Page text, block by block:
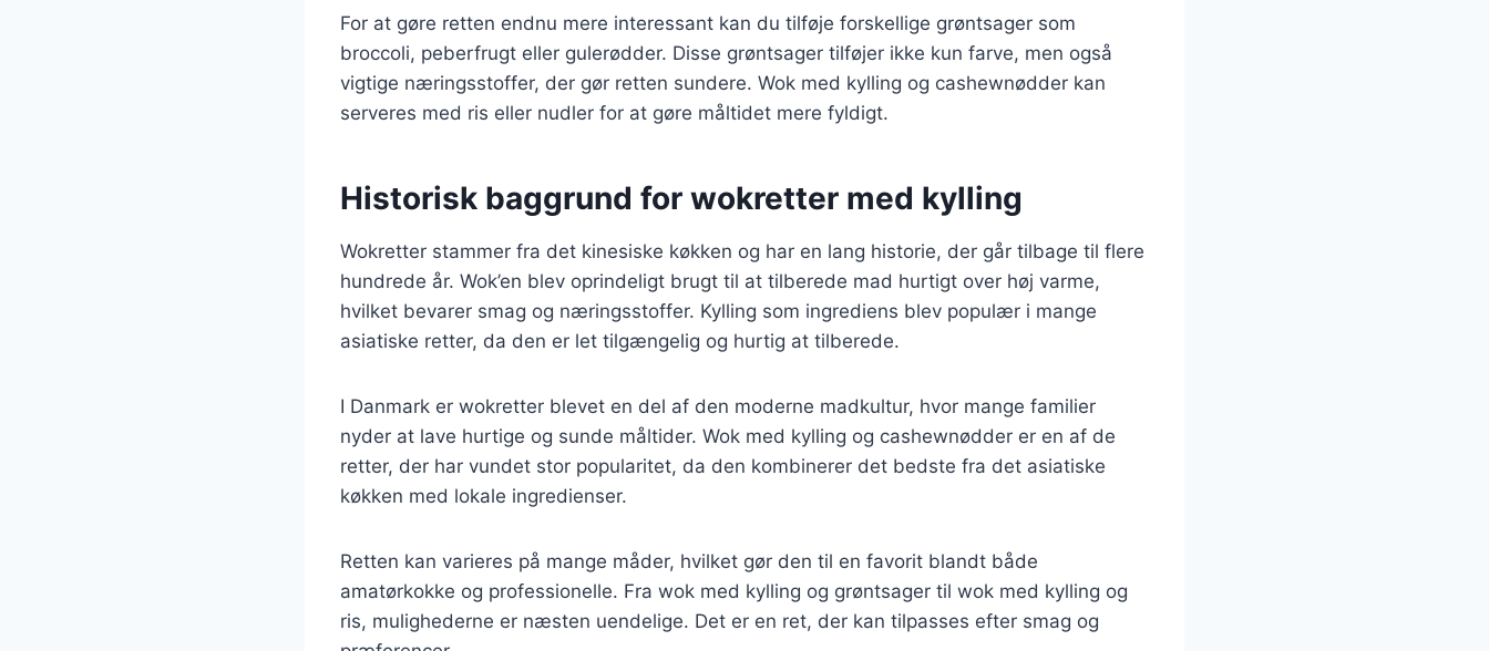
For at gøre retten endnu mere interessant kan du tilføje forskellige grøntsager som
broccoli, peberfrugt eller gulerødder. Disse grøntsager tilføjer ikke kun farve, men også
vigtige næringsstoffer, der gør retten sundere. Wok med kylling og cashewnødder kan
serveres med ris eller nudler for at gøre måltidet mere fyldigt.
Historisk baggrund for wokretter med kylling
Wokretter stammer fra det kinesiske køkken og har en lang historie, der går tilbage til flere
hundrede år. Wok’en blev oprindeligt brugt til at tilberede mad hurtigt over høj varme,
hvilket bevarer smag og næringsstoffer. Kylling som ingrediens blev populær i mange
asiatiske retter, da den er let tilgængelig og hurtig at tilberede.
I Danmark er wokretter blevet en del af den moderne madkultur, hvor mange familier
nyder at lave hurtige og sunde måltider. Wok med kylling og cashewnødder er en af de
retter, der har vundet stor popularitet, da den kombinerer det bedste fra det asiatiske
køkken med lokale ingredienser.
Retten kan varieres på mange måder, hvilket gør den til en favorit blandt både
amatørkokke og professionelle. Fra wok med kylling og grøntsager til wok med kylling og
ris, mulighederne er næsten uendelige. Det er en ret, der kan tilpasses efter smag og